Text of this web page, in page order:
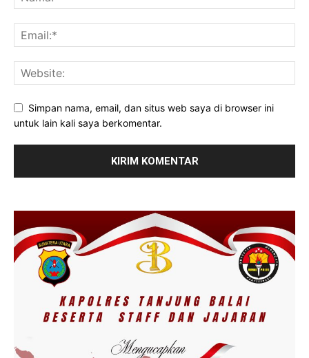
Simpan nama, email, dan situs web saya di browser ini
untuk lain kali saya berkomentar.